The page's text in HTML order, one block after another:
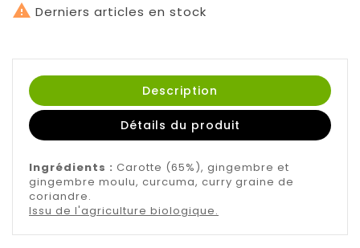
 Derniers articles en stock
Description
Détails du produit
Ingrédients : Carotte (65%), gingembre et
gingembre moulu, curcuma, curry graine de
coriandre.
Issu de l'agriculture biologique.